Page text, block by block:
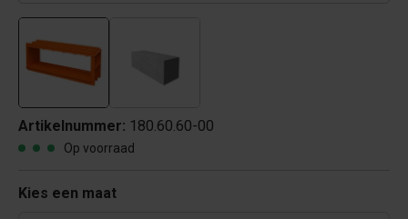
Artikelnummer: 180.60.60-00
Op voorraad
Kies een maat